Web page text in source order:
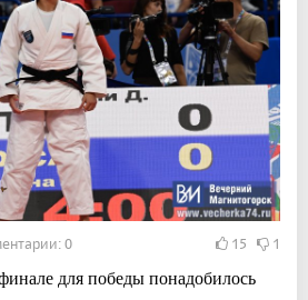
0 15 1
для победы понадобилось